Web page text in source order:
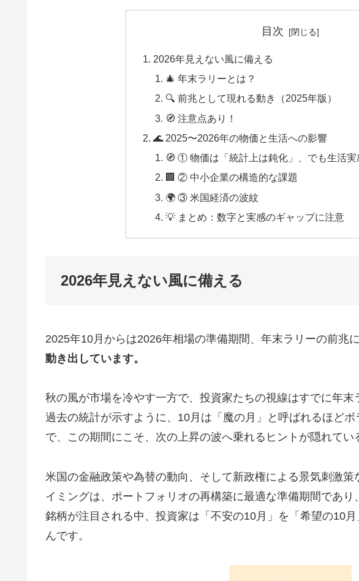
目次
2026年見えない風に備える
🎄 年末ラリーとは？
🔍 前兆として現れる動き（2025年版）
🧭 注意点あり！
🌊 2025〜2026年の物価と生活への影響
🧭 ① 物価は「統計上は鈍化」、でも生活実
🏢 ② 中小企業の構造的な課題
🌍 ③ 米国経済の波紋
💡 まとめ：数字と実感のギャップに注意
2026年見えない風に備える
2025年10月からは2026年相場の準備期間、年末ラリーの前兆
動き出しています。
秋の風が市場を冷やす一方で、投資家たちの視線はすでに年末
過去の統計が示すように、10月は「魔の月」と呼ばれるほど
で、この期間にこそ、次の上昇の波へ乗れるヒントが隠れてい
米国の金融政策や為替の動向、そして新政権による景気刺激
イミングは、ポートフォリオの再構築に最適な準備期間であ
銘柄が注目される中、投資家は「不安の10月」を「希望の10
んです。